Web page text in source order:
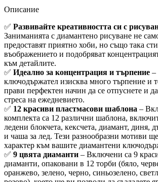
Описание
✅ Развивайте креативността си с
Заниманията с диамантено рисуване не
предоставят приятно хоби, но също така
въображението и подобряват
към детайлите.
✅ Идеално за концентрация и търпение –
ключодържател изисква много търпение и
прави перфектен начин да се отпуснете и
стреса на ежедневието.
✅ 12 красиви пластмасови шаблона –
комплекта са 12 различни шаблона,
ледени блокчета, кексчета, диамант, диня,
и чаша за лед. Тези разнообразни мотиви
характер към вашите диамантени
✅ 9 цвята диаманти – Включени са 9
диаманти, опаковани в 12 торби (бяло,
оранжево, зелено, черно, синьозелено,